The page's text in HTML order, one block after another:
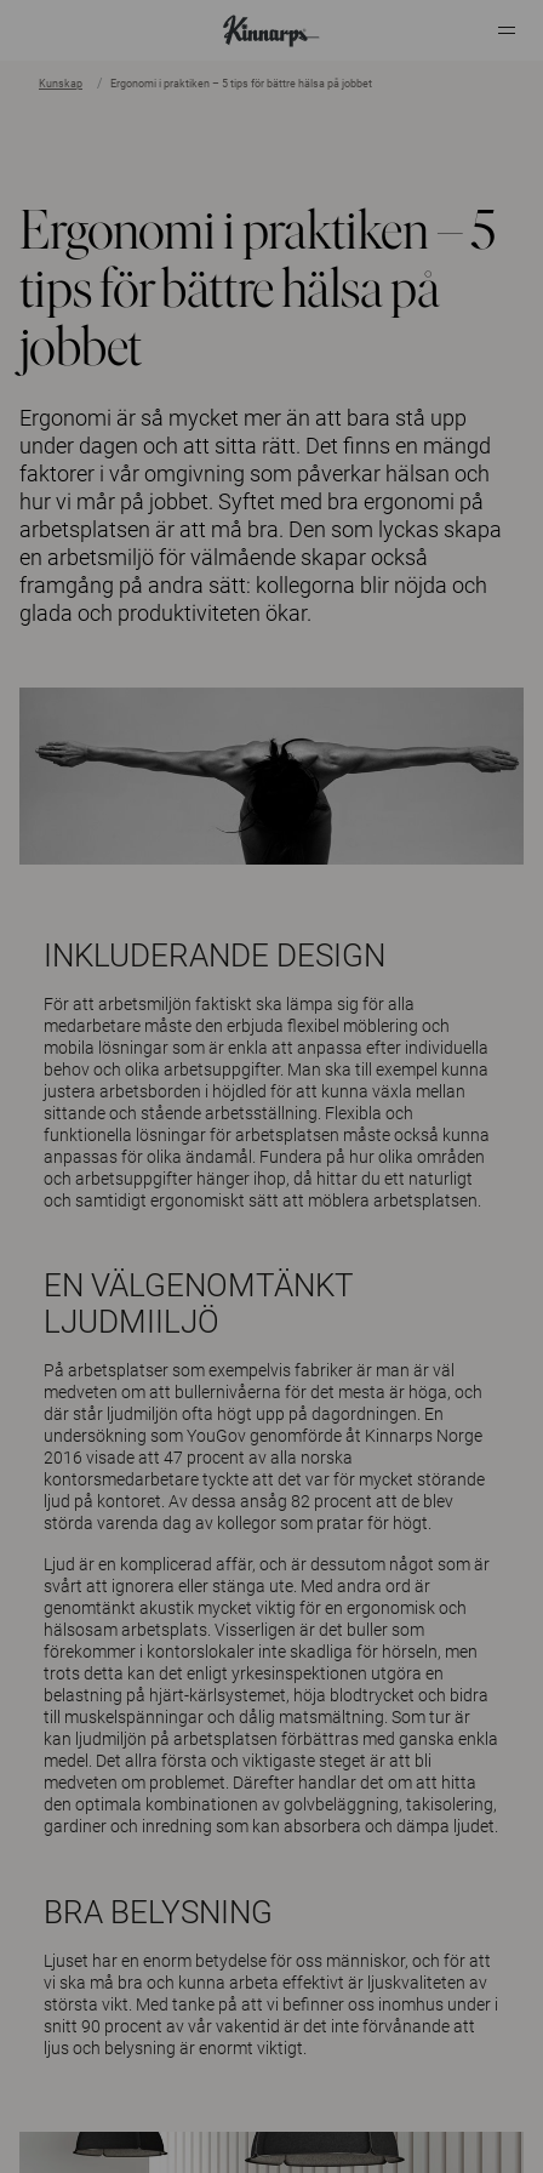
Kunskap Ergonomi i praktiken – 5 tips för bättre hälsa på jobbet
Ergonomi i praktiken – 5
tips för bättre hälsa på
jobbet
Ergonomi är så mycket mer än att bara stå upp
under dagen och att sitta rätt. Det finns en mängd
faktorer i vår omgivning som påverkar hälsan och
hur vi mår på jobbet. Syftet med bra ergonomi på
arbetsplatsen är att må bra. Den som lyckas skapa
en arbetsmiljö för välmående skapar också
framgång på andra sätt: kollegorna blir nöjda och
glada och produktiviteten ökar.
INKLUDERANDE DESIGN
För att arbetsmiljön faktiskt ska lämpa sig för alla
medarbetare måste den erbjuda flexibel möblering och
mobila lösningar som är enkla att anpassa efter individuella
behov och olika arbetsuppgifter. Man ska till exempel kunna
justera arbetsborden i höjdled för att kunna växla mellan
sittande och stående arbetsställning. Flexibla och
funktionella lösningar för arbetsplatsen måste också kunna
anpassas för olika ändamål. Fundera på hur olika områden
och arbetsuppgifter hänger ihop, då hittar du ett naturligt
och samtidigt ergonomiskt sätt att möblera arbetsplatsen.
EN VÄLGENOMTÄNKT
LJUDMIILJÖ
På arbetsplatser som exempelvis fabriker är man är väl
medveten om att bullernivåerna för det mesta är höga, och
där står ljudmiljön ofta högt upp på dagordningen. En
undersökning som YouGov genomförde åt Kinnarps Norge
2016 visade att 47 procent av alla norska
kontorsmedarbetare tyckte att det var för mycket störande
ljud på kontoret. Av dessa ansåg 82 procent att de blev
störda varenda dag av kollegor som pratar för högt.
Ljud är en komplicerad affär, och är dessutom något som är
svårt att ignorera eller stänga ute. Med andra ord är
genomtänkt akustik mycket viktig för en ergonomisk och
hälsosam arbetsplats. Visserligen är det buller som
förekommer i kontorslokaler inte skadliga för hörseln, men
trots detta kan det enligt yrkesinspektionen utgöra en
belastning på hjärt-kärlsystemet, höja blodtrycket och bidra
till muskelspänningar och dålig matsmältning. Som tur är
kan ljudmiljön på arbetsplatsen förbättras med ganska enkla
medel. Det allra första och viktigaste steget är att bli
medveten om problemet. Därefter handlar det om att hitta
den optimala kombinationen av golvbeläggning, takisolering,
gardiner och inredning som kan absorbera och dämpa ljudet.
BRA BELYSNING
Ljuset har en enorm betydelse för oss människor, och för att
vi ska må bra och kunna arbeta effektivt är ljuskvaliteten av
största vikt. Med tanke på att vi befinner oss inomhus under i
snitt 90 procent av vår vakentid är det inte förvånande att
ljus och belysning är enormt viktigt.